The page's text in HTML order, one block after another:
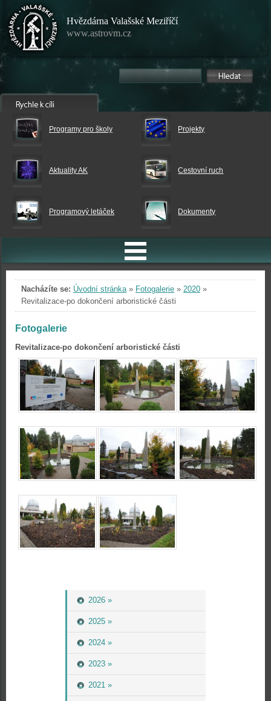
Hvězdárna Valašské Meziříčí
www.astrovm.cz
Programy pro školy Projekty
Aktuality AK Cestovní ruch
Programový letáček Dokumenty
2026 »
2025 »
2024 »
2023 »
2021 »
Nacházíte se: Úvodní stránka» Fotogalerie » 2020 »
Revitalizace-po dokončení arboristické části
Fotogalerie
Revitalizace-po dokončení arboristické části